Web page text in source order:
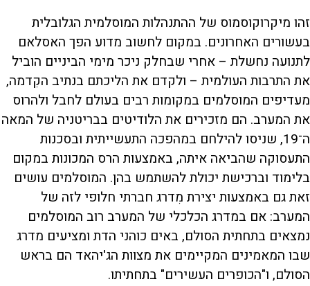
זהו מיקרוקוסמוס של ההתנהלות המוסלמית הגלובלית
בעשורים האחרונים. במקום לחשוב מדוע הפך האסלאם
לתנועה נחשלת – אחרי שבחלק ניכר מימי הביניים הוביל
את התרבות העולמית – ולקדם את הליכתם בנתיב הקִדמה,
מעדיפים המוסלמים במקומות רבים בעולם לחבל ולהרוס
את המערב. הם מזכירים את הלודיטים בבריטניה של המאה
ה־19, שניסו להילחם במהפכה התעשייתית ובסכנות
התעסוקה שהביאה איתה, באמצעות הרס המכונות במקום
בלימוד וברכישת יכולת להשתמש בהן. המוסלמים עושים
זאת גם באמצעות יצירת מִדרג חברתי חלופי לזה של
המערב: אם במדרג הכלכלי של המערב רוב המוסלמים
נמצאים בתחתית הסולם, באים כוהני הדת ומציעים מדרג
שבו המאמינים המקיימים את מצוות הג'יהאד הם בראש
הסולם, ו"הכופרים העשירים" בתחתיתו.